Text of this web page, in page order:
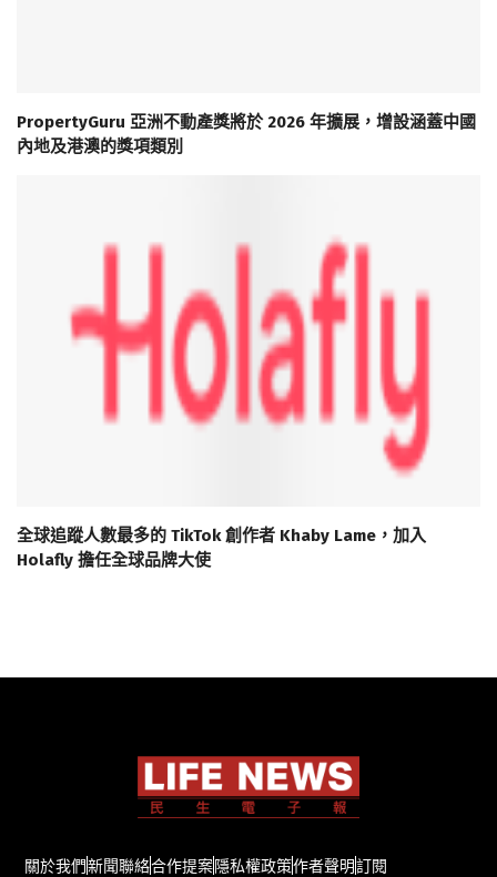
PropertyGuru 亞洲不動產獎將於 2026 年擴展，增設涵蓋中國
內地及港澳的獎項類別
全球追蹤人數最多的 TikTok 創作者 Khaby Lame，加入
Holafly 擔任全球品牌大使
關於我們新聞聯絡合作提案隱私權政策作者聲明訂閱